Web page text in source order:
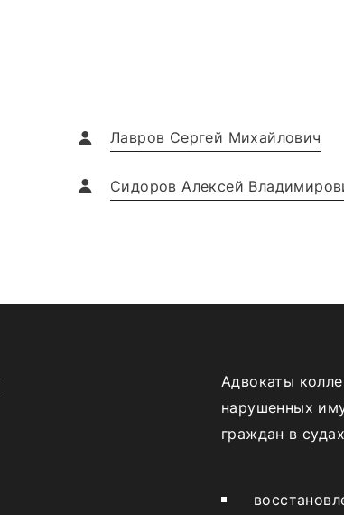
Лавров Сергей Михайлович
Сидоров Алексей
Адвокаты
нарушенных
граждан в